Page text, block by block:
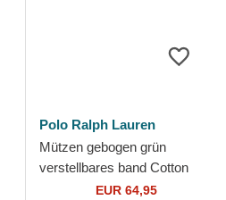
Polo Ralph Lauren
Mützen gebogen grün
verstellbares band Cotton
Chino Classic Sport von Polo
EUR 64,95